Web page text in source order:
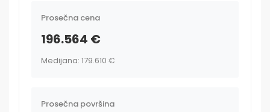
Prosečna cena
196.564 €
Medijana: 179.610 €
Prosečna površina